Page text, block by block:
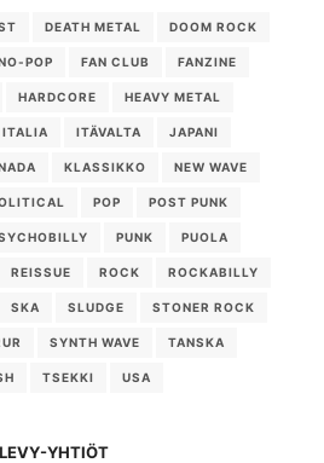
DEATH METAL DOOM ROCK
POP FAN CLUB FANZINE
HARDCORE HEAVY METAL
ITALIA ITÄVALTA JAPANI
KLASSIKKO NEW WAVE
POP POST PUNK
PUNK PUOLA
REISSUE ROCK ROCKABILLY
SKA SLUDGE STONER ROCK
SYNTH WAVE TANSKA
TSEKKI USA
LEVY-YHTIÖT